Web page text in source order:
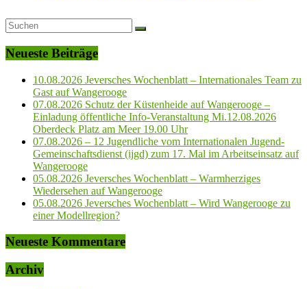
Neueste Beiträge
10.08.2026 Jeversches Wochenblatt – Internationales Team zu
Gast auf Wangerooge
07.08.2026 Schutz der Küstenheide auf Wangerooge –
Einladung öffentliche Info-Veranstaltung Mi.12.08.2026
Oberdeck Platz am Meer 19.00 Uhr
07.08.2026 – 12 Jugendliche vom Internationalen Jugend-
Gemeinschaftsdienst (ijgd) zum 17. Mal im Arbeitseinsatz auf
Wangerooge
05.08.2026 Jeversches Wochenblatt – Warmherziges
Wiedersehen auf Wangerooge
05.08.2026 Jeversches Wochenblatt – Wird Wangerooge zu
einer Modellregion?
Neueste Kommentare
Archiv